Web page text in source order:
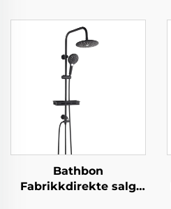
rengjøre ingen boring
selvlimt
vippejusterbar holder
Bathbon
Fabrikkdirekte salg